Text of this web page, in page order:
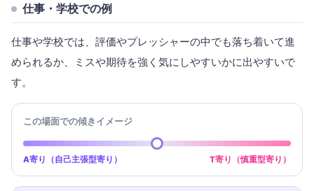
仕事・学校での例
仕事や学校では、評価やプレッシャーの中でも落ち着いて進
められるか、ミスや期待を強く気にしやすいかに出やすいで
す。
この場面での傾きイメージ
A寄り（自己主張型寄り） T寄り（慎重型寄り）